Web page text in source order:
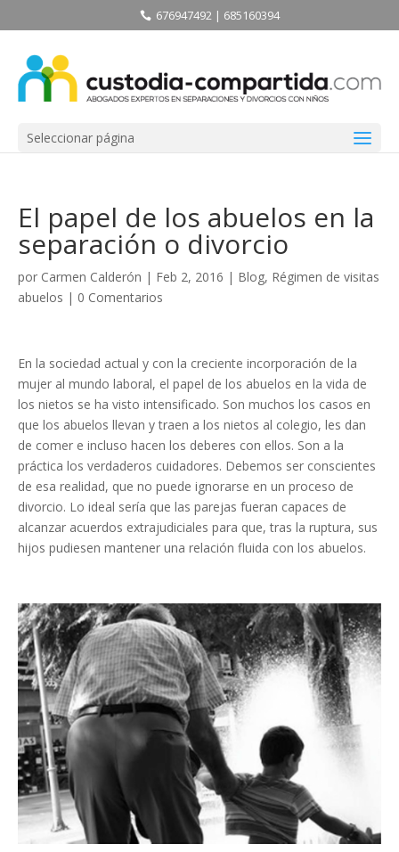
676947492 | 685160394
Seleccionar página
El papel de los abuelos en la
separación o divorcio
por Carmen Calderón | Feb 2, 2016 | Blog, Régimen de visitas
abuelos | 0 Comentarios
En la sociedad actual y con la creciente incorporación de la
mujer al mundo laboral, el papel de los abuelos en la vida de
los nietos se ha visto intensificado. Son muchos los casos en
que los abuelos llevan y traen a los nietos al colegio, les dan
de comer e incluso hacen los deberes con ellos. Son a la
práctica los verdaderos cuidadores. Debemos ser conscientes
de esa realidad, que no puede ignorarse en un proceso de
divorcio. Lo ideal sería que las parejas fueran capaces de
alcanzar acuerdos extrajudiciales para que, tras la ruptura, sus
hijos pudiesen mantener una relación fluida con los abuelos.